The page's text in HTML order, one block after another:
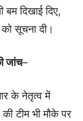
दिखाई दिए,
सूचना दी।
जांच–
के नेतृत्व में
टीम भी मौके पर